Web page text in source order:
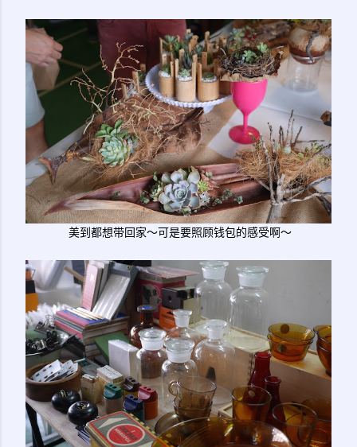
美到都想带回家～可是要照顾钱包的感受啊～